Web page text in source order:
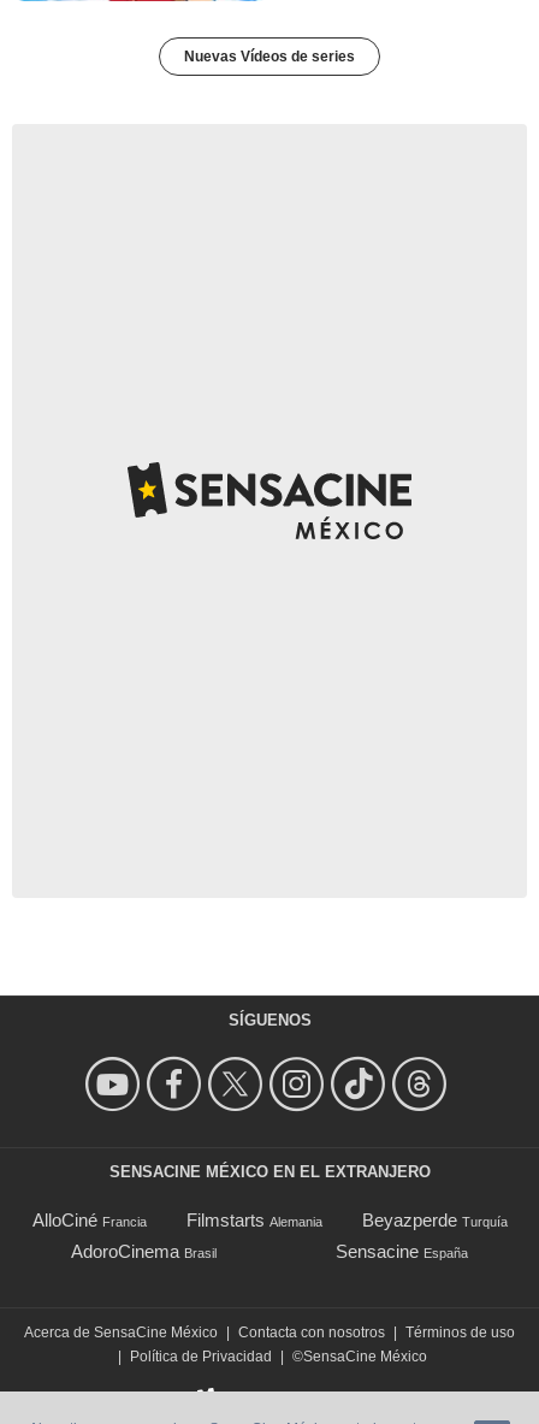
Nuevas Vídeos de series
SÍGUENOS
SENSACINE MÉXICO EN EL EXTRANJERO
AlloCiné Francia Filmstarts Alemania Beyazperde Turquía
AdoroCinema Brasil Sensacine España
Acerca de SensaCine México Contacta con nosotros
Términos de uso
Política de Privacidad ©SensaCine México